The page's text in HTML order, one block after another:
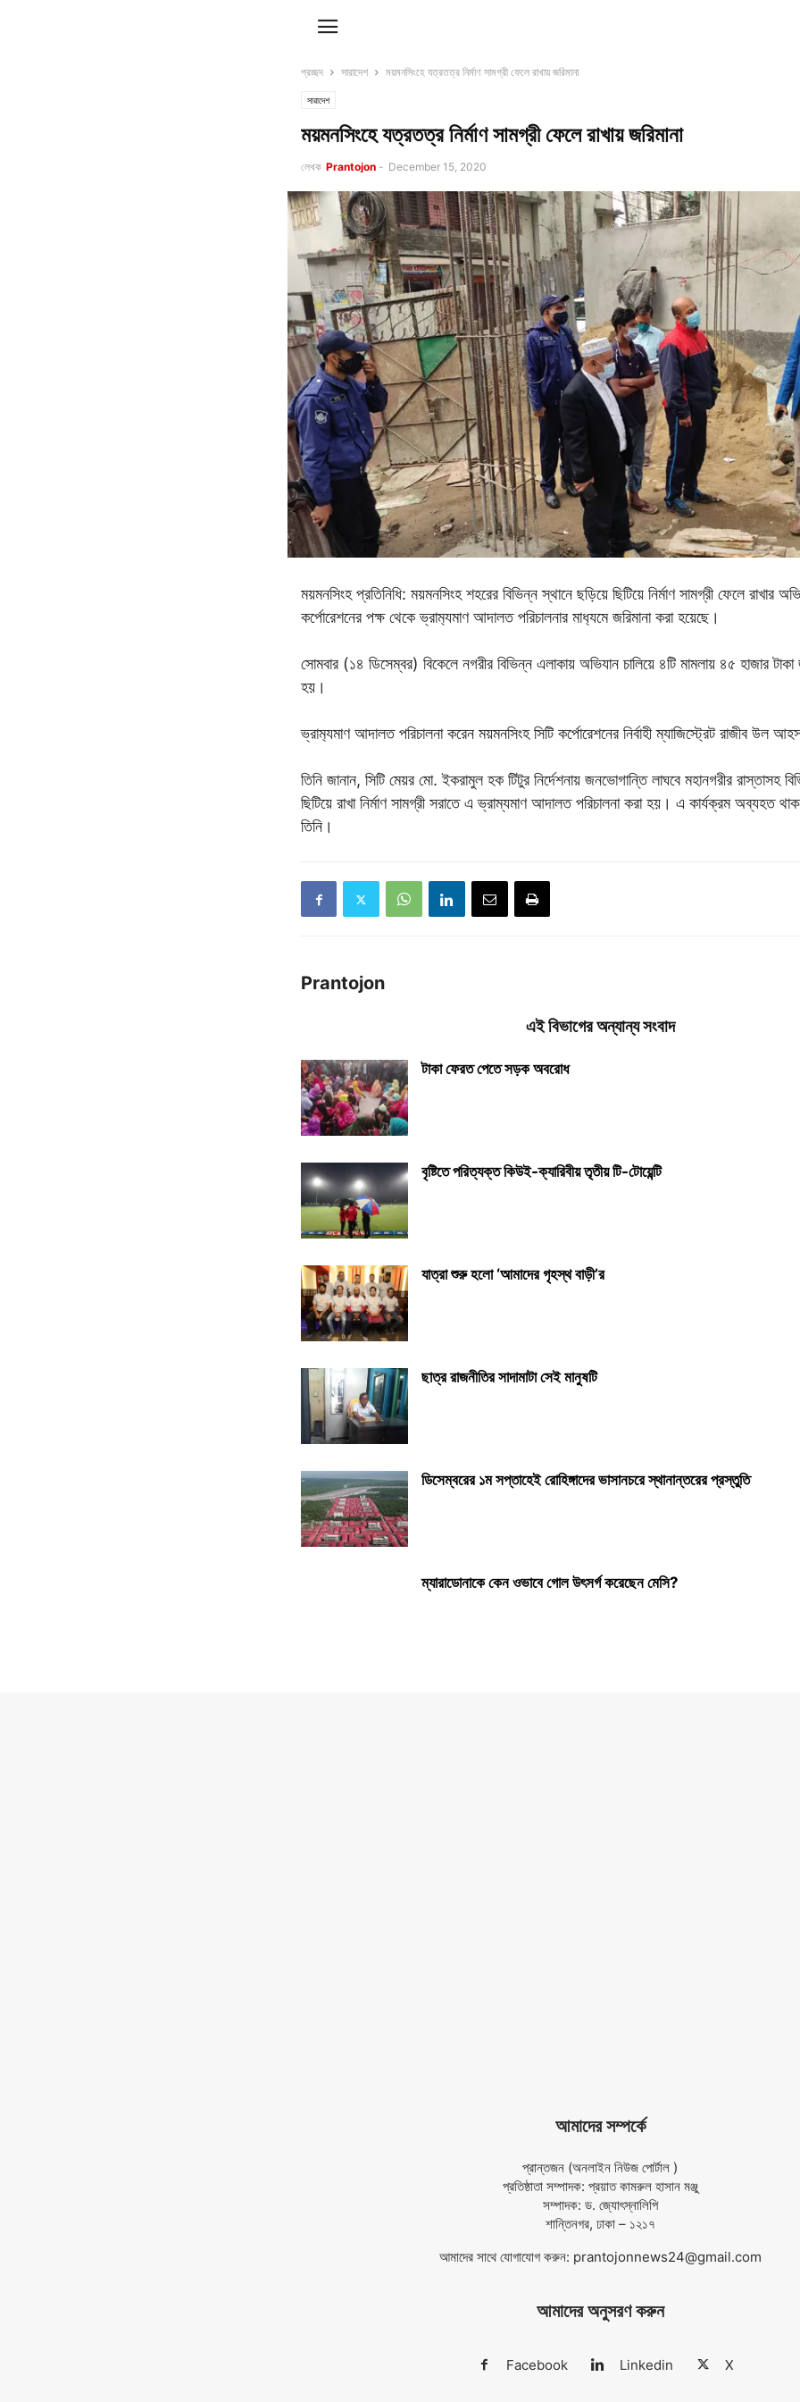
প্রচ্ছদ সারাদেশ ময়মনসিংহে যত্রতত্র নির্মাণ সামগ্রী ফেলে রাখায় জরিমানা
সারাদেশ
ময়মনসিংহে যত্রতত্র নির্মাণ সামগ্রী ফেলে রাখায় জরিমানা
লেখক Prantojon - December 15, 2020
ময়মনসিংহ প্রতিনিধি: ময়মনসিংহ শহরের বিভিন্ন স্থানে ছড়িয়ে ছিটিয়ে নির্মাণ সামগ্রী ফেলে রাখার
কর্পোরেশনের পক্ষ থেকে ভ্রাম‌্যমাণ আদালত পরিচালনার মাধ‌্যমে জরিমানা করা হয়েছে।
সোমবার (১৪ ডিসেম্বর) বিকেলে নগরীর বিভিন্ন এলাকায় অভিযান চালিয়ে ৪টি মামলায় ৪৫ হাজার
হয়।
ভ্রাম‌্যমাণ আদালত পরিচালনা করেন ময়মনসিংহ সিটি কর্পোরেশনের নির্বাহী ম্যাজিস্ট্রেট রাজীব উল
তিনি জানান, সিটি মেয়র মো. ইকরামুল হক টিটুর নির্দেশনায় জনভোগান্তি লাঘবে মহানগরীর রাস্তাসহ
ছিটিয়ে রাখা নির্মাণ সামগ্রী সরাতে এ ভ্রাম্যমাণ আদালত পরিচালনা করা হয়। এ কার্যক্রম অব্যহত
তিনি।
Prantojon
এই বিভাগের অন্যান্য সংবাদ
টাকা ফেরত পেতে সড়ক অবরোধ
বৃষ্টিতে পরিত্যক্ত কিউই-ক্যারিবীয় তৃতীয় টি-টোয়েন্টি
যাত্রা শুরু হলো ‘আমাদের গৃহস্থ বাড়ী’র
ছাত্র রাজনীতির সাদামাটা সেই মানুষটি
ডিসেম্বরের ১ম সপ্তাহেই রোহিঙ্গাদের ভাসানচরে স্থানান্তরের প্রস্তুতি
ম্যারাডোনাকে কেন ওভাবে গোল উৎসর্গ করেছেন মেসি?
আমাদের সম্পর্কে
প্রান্তজন (অনলাইন নিউজ পোর্টাল )
প্রতিষ্ঠাতা সম্পাদক: প্রয়াত কামরুল হাসান মঞ্জু
সম্পাদক: ড. জ্যোৎস্নালিপি
শান্তিনগর, ঢাকা – ১২১৭
আমাদের সাথে যোগাযোগ করুন: prantojonnews24@gmail.com
আমাদের অনুসরণ করুন
Facebook Linkedin X